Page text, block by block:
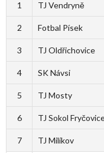
1 TJ Vendryně
2 Fotbal Písek
3 TJ Oldřichovice
4 SK Návsi
5 TJ Mosty
6 TJ Sokol
7 TJ Milíkov